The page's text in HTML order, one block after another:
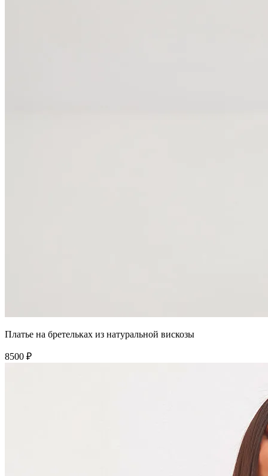
Платье на бретельках из натуральной вискозы
8500 ₽